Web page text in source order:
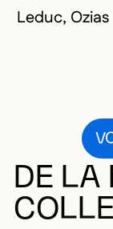
Leduc, Ozias
DE LA